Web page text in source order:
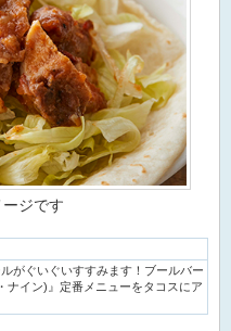
ジです
がぐいぐいすすみます！ブールバー
ナイン)』定番メニューをタコスにア